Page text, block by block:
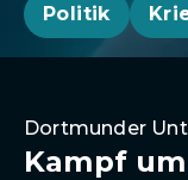
Politik
Dortmunder
Kampf